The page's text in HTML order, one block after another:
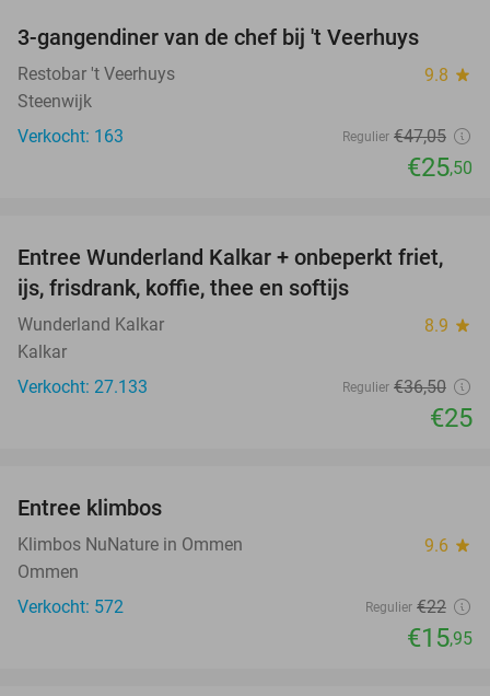
3-gangendiner van de chef bij 't Veerhuys
Restobar 't Veerhuys 9.8 star
Steenwijk
Verkocht: 163
Regulier €47,05
€25,50
32%
Entree Wunderland Kalkar + onbeperkt friet,
ijs, frisdrank, koffie, thee en softijs
Wunderland Kalkar 8.9 star
Kalkar
Verkocht: 27.133
Regulier €36,50
€25
Entree klimbos
Klimbos NuNature in Ommen 9.6 star
Ommen
Verkocht: 572
Regulier €22
€15,95